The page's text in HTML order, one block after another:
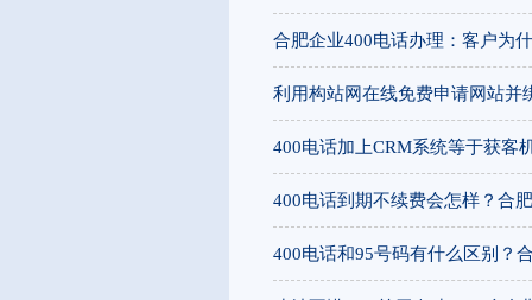
合肥企业400电话办理：客户为
利用构站网在线免费申请网站并
400电话加上CRM系统等于获客
400电话到期不续费会怎样？合
400电话和95号码有什么区别？